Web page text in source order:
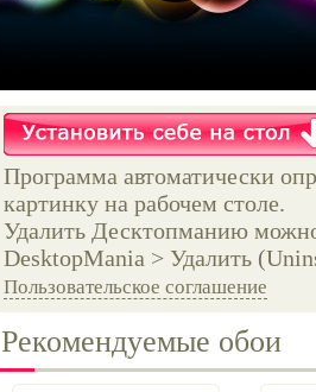
Программа автоматически
картинку на рабочем столе.
Удалить Десктопманию
DesktopMania > Удалить
Пользовательское соглашение
Рекомендуемые обои